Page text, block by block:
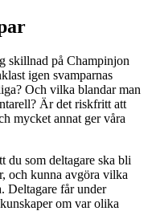
skillnad på Champinjon
igen svamparnas
Och vilka blandar man
Är det riskfritt att
mycket annat ger våra
du som deltagare ska bli
och kunna avgöra vilka
Deltagare får under
om var olika